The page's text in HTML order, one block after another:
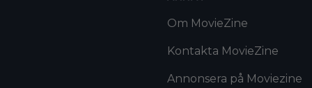
Om MovieZine
Kontakta MovieZine
Annonsera på Moviezine